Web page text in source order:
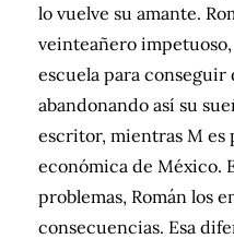
lo vuelve su amante.
veinteañero impetuoso,
escuela para conseguir
abandonando así su
escritor, mientras M es
económica de México.
problemas, Román los
consecuencias. Esa